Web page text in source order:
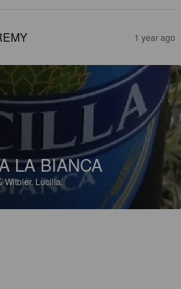
1 year ago
LA BIANCA
Witbier. Lucilla.